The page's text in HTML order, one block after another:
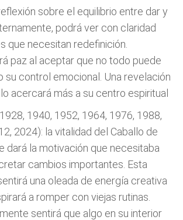
sobre el equilibrio entre dar y
podrá ver con claridad
que necesitan redefinición.
paz al aceptar que no todo puede
su control emocional. Una revelación
acercará más a su centro espiritual
1940, 1952, 1964, 1976, 1988,
2024): la vitalidad del Caballo de
dará la motivación que necesitaba
cambios importantes. Esta
una oleada de energía creativa
a romper con viejas rutinas.
sentirá que algo en su interior